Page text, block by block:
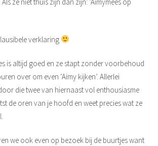
ze niet thuis zijn dan zijn: ‘Aimymees op
verklaring
is altijd goed en ze stapt zonder voorbehoud
over om even ‘Aimy kijken’. Allerlei
die twee van hiernaast vol enthousiasme
de oren van je hoofd en weet precies wat ze
we ook even op bezoek bij de buurtjes want